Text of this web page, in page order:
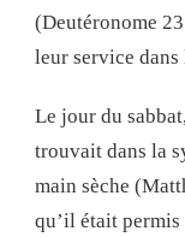
(Deutéronome
leur service
Le jour du
trouvait dans la
main sèche
qu’il était